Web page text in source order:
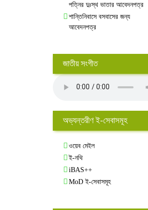
পত্নির দুঃস্থ ভাতার আবেদনপত্র
শান্তিনিবাসে বসবাসের জন্য
আবেদনপত্র
জাতীয় সংগীত
অভ্যন্তরীণ ই-সেবাসমূহ
ওয়েব মেইল
ই-নথি
iBAS++
MoD ই-সেবাসমূহ